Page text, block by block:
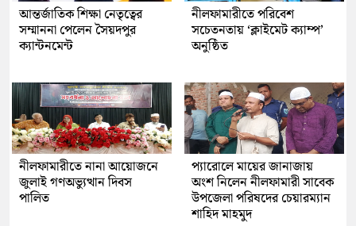
আন্তর্জাতিক শিক্ষা নেতৃত্বের
সম্মাননা পেলেন সৈয়দপুর
ক্যান্টনমেন্ট
নীলফামারীতে পরিবেশ
সচেতনতায় ‘ক্লাইমেট ক্যাম্প’
অনুষ্ঠিত
নীলফামারীতে নানা আয়োজনে
জুলাই গণঅভ্যুত্থান দিবস
পালিত
প্যারোলে মায়ের জানাজায়
অংশ নিলেন নীলফামারী সাবেক
উপজেলা পরিষদের চেয়ারম্যান
শাহিদ মাহমুদ